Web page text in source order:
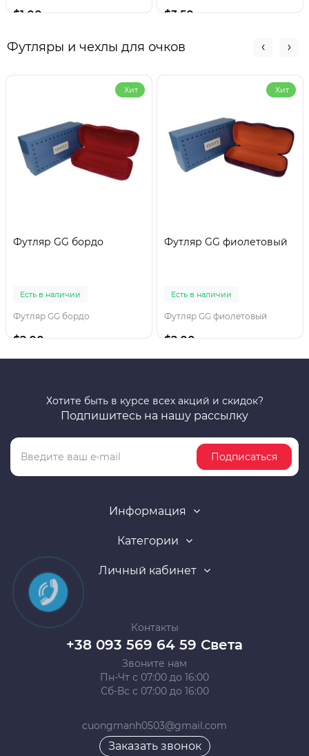
$1.00 $3.50
Футляры и чехлы для очков
Хит
Футляр GG бордо
Есть в наличии
Футляр GG бордо
$2.00
Хит
Футляр GG фиолетовый
Есть в наличии
Футляр GG фиолетовый
$2.00
Хотите быть в курсе всех акций и скидок?
Подпишитесь на нашу рассылку
Подписаться
Информация
Категории
Личный кабинет
Контакты
+38 093 569 64 59 Света
Звоните нам
Пн-Чт с 07:00 до 16:00
Сб-Вс с 07:00 до 16:00
cuongmanh0503@gmail.com
Заказать звонок